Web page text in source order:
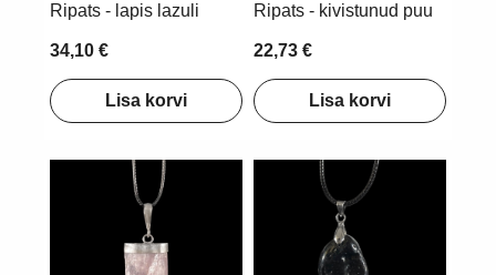
Ripats - lapis lazuli
34,10 €
Lisa korvi
Ripats - kivistunud puu
22,73 €
Lisa korvi